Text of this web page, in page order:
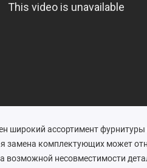
широкий ассортимент
замена комплектующих может
возможной несовместимости